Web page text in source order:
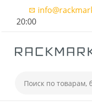
20:00